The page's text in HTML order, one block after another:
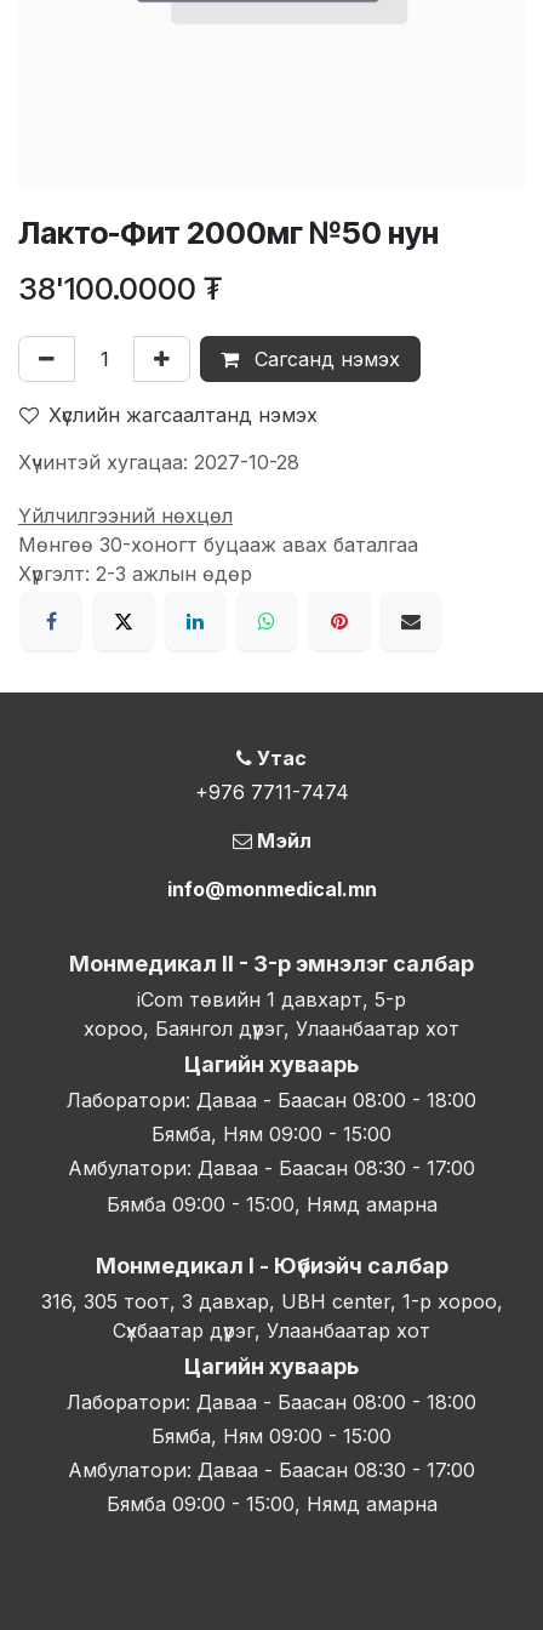
Лакто-Фит 2000мг №50 нун
38'100.0000 ₮
Сагсанд нэмэх
Хүслийн жагсаалтанд нэмэх
Хүчинтэй хугацаа: 2027-10-28
Үйлчилгээний нөхцөл
Мөнгөө 30-хоногт буцааж авах баталгаа
Хүргэлт: 2-3 ажлын өдөр
Утас
+976 7711-7474
Мэйл
info@monmedical.mn
Монмедикал II - 3-р эмнэлэг салбар
iCom төвийн 1 давхарт, 5-р
хороо, Баянгол дүүрэг, Улаанбаатар хот
Цагийн хуваарь
Лаборатори: Даваа - Баасан 08:00 - 18:00
Бямба, Ням 09:00 - 15:00
Амбулатори: Даваа - Баасан 08:30 - 17:00
Бямба 09:00 - 15:00, Нямд амарна
Монмедикал I - Юүбиэйч салбар
316, 305 тоот, 3 давхар, UBH center, 1-р хороо,
Сүхбаатар дүүрэг, Улаанбаатар хот
Цагийн хуваарь
Лаборатори: Даваа - Баасан 08:00 - 18:00
Бямба, Ням 09:00 - 15:00
Амбулатори: Даваа - Баасан 08:30 - 17:00
Бямба 09:00 - 15:00, Нямд амарна